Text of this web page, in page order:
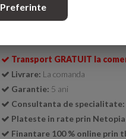
Transport GRATUIT la
Livrare: La comanda
Garantie: 5 ani
Consultanta de specialitate:
Plateste in rate prin
Finantare 100 % online prin
Preferinte